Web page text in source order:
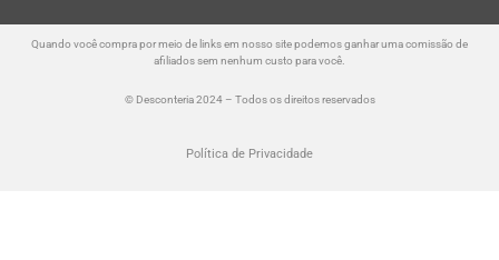
Quando você compra por meio de links em nosso site podemos ganhar uma comissão de
afiliados sem nenhum custo para você.
© Desconteria 2024 – Todos os direitos reservados
Política de Privacidade